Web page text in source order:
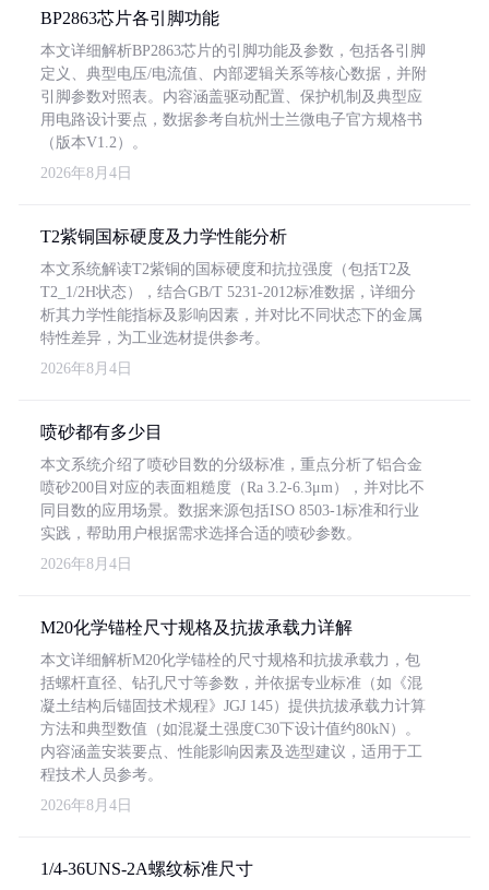
BP2863芯片各引脚功能
本文详细解析BP2863芯片的引脚功能及参数，包括各引脚
定义、典型电压/电流值、内部逻辑关系等核心数据，并附
引脚参数对照表。内容涵盖驱动配置、保护机制及典型应
用电路设计要点，数据参考自杭州士兰微电子官方规格书
（版本V1.2）。
2026年8月4日
T2紫铜国标硬度及力学性能分析
本文系统解读T2紫铜的国标硬度和抗拉强度（包括T2及
T2_1/2H状态），结合GB/T 5231-2012标准数据，详细分
析其力学性能指标及影响因素，并对比不同状态下的金属
特性差异，为工业选材提供参考。
2026年8月4日
喷砂都有多少目
本文系统介绍了喷砂目数的分级标准，重点分析了铝合金
喷砂200目对应的表面粗糙度（Ra 3.2-6.3μm），并对比不
同目数的应用场景。数据来源包括ISO 8503-1标准和行业
实践，帮助用户根据需求选择合适的喷砂参数。
2026年8月4日
M20化学锚栓尺寸规格及抗拔承载力详解
本文详细解析M20化学锚栓的尺寸规格和抗拔承载力，包
括螺杆直径、钻孔尺寸等参数，并依据专业标准（如《混
凝土结构后锚固技术规程》JGJ 145）提供抗拔承载力计算
方法和典型数值（如混凝土强度C30下设计值约80kN）。
内容涵盖安装要点、性能影响因素及选型建议，适用于工
程技术人员参考。
2026年8月4日
1/4-36UNS-2A螺纹标准尺寸